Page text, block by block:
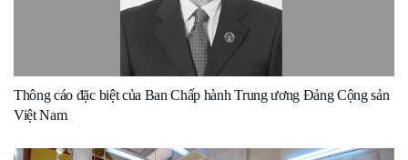
Thông cáo đặc biệt của Ban Chấp hành Trung ương Đảng Cộng sản
Việt Nam